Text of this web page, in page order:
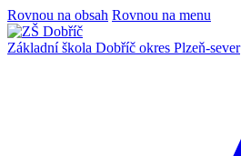
Rovnou na obsah Rovnou na menu
Základní škola Dobříč okres Plzeň-sever